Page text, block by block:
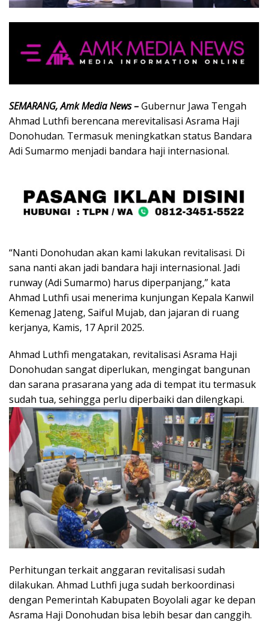
SEMARANG, Amk Media News –Gubernur Jawa Tengah
Ahmad Luthfi berencana merevitalisasi Asrama Haji
Donohudan. Termasuk meningkatkan status Bandara
Adi Sumarmo menjadi bandara haji internasional.
“Nanti Donohudan akan kami lakukan revitalisasi. Di
sana nanti akan jadi bandara haji internasional. Jadi
runway (Adi Sumarmo) harus diperpanjang,” kata
Ahmad Luthfi usai menerima kunjungan Kepala Kanwil
Kemenag Jateng, Saiful Mujab, dan jajaran di ruang
kerjanya, Kamis, 17 April 2025.
Ahmad Luthfi mengatakan, revitalisasi Asrama Haji
Donohudan sangat diperlukan, mengingat bangunan
dan sarana prasarana yang ada di tempat itu termasuk
sudah tua, sehingga perlu diperbaiki dan dilengkapi.
Perhitungan terkait anggaran revitalisasi sudah
dilakukan. Ahmad Luthfi juga sudah berkoordinasi
dengan Pemerintah Kabupaten Boyolali agar ke depan
Asrama Haji Donohudan bisa lebih besar dan canggih.